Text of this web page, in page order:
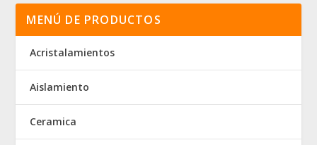
MENÚ DE PRODUCTOS
Acristalamientos
Aislamiento
Ceramica